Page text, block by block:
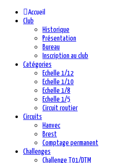
Accueil
Club
Historique
Présentation
Bureau
Inscription au club
Catégories
Echelle 1/12
Echelle 1/10
Echelle 1/8
Echelle 1/5
Circuit routier
Circuits
Hanvec
Brest
Comptage permanent
Challenges
Challenge T01/DTM
précédente
précédent
suivante
suivant